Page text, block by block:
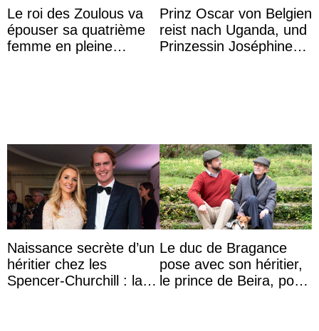
Le roi des Zoulous va
épouser sa quatrième
femme en pleine
Prinz Oscar von Belgien
reist nach Uganda, und
Prinzessin Joséphine
Naissance secrète d’un
héritier chez les
Spencer-Churchill : la
Le duc de Bragance
pose avec son héritier,
le prince de Beira, pour